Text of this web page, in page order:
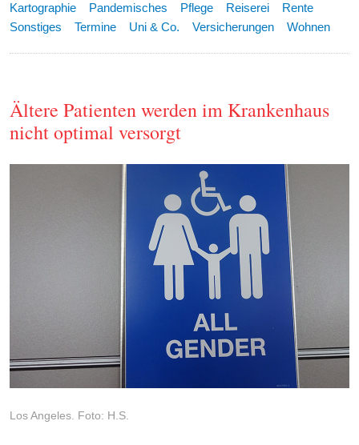
Kartographie
Pandemisches Pflege Reiserei
Rente
Sonstiges
Termine Uni & Co. Versicherungen Wohnen
Ältere Patienten werden im Krankenhaus
nicht optimal versorgt
Los Angeles. Foto: H.S.